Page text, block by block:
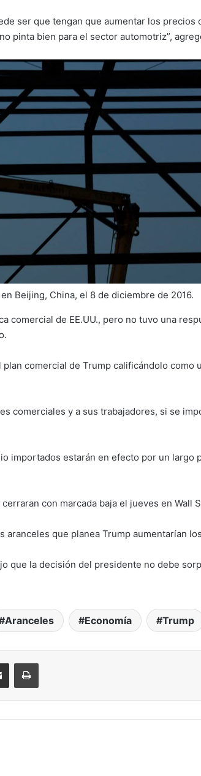
ser que tengan que aumentar los precios
pinta bien para el sector automotriz”,
Beijing, China, el 8 de diciembre de 2016.
comercial de EE.UU., pero no tuvo una
comercial de Trump calificándolo como
comerciales y a sus trabajadores, si se
importados estarán en efecto por un
con marcada baja el jueves en Wall
que planea Trump aumentarían
que la decisión del presidente no debe
Aranceles Economía Trump